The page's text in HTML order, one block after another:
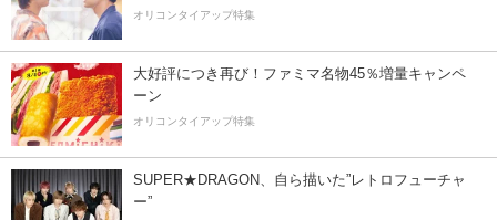
オリコンタイアップ特集
大好評につき再び！ファミマ名物45％増量キャンペ
ーン
オリコンタイアップ特集
SUPER★DRAGON、自ら描いた”レトロフューチャ
ー”